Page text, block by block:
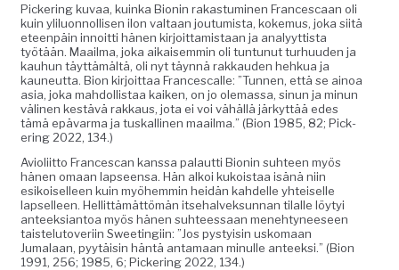
Pick­er­ing kuvaa, kuin­ka Bion­in rakas­tu­mi­nen Francescaan oli
kuin ylilu­on­nol­lisen ilon val­taan jou­tu­mista, koke­mus, joka siitä
eteen­päin innoit­ti hänen kir­joit­tamis­taan ja ana­lyyt­tista
työtään. Maail­ma, joka aikaisem­min oli tun­tunut turhu­u­den ja
kauhun täyt­tämältä, oli nyt täyn­nä rakkau­den hehkua ja
kauneut­ta. Bion kir­joit­taa Francescalle: ”Tun­nen, että se ain­oa
asia, joka mah­dol­lis­taa kaiken, on jo ole­mas­sa, sin­un ja min­un
väli­nen kestävä rakkaus, jota ei voi vähäl­lä järkyt­tää edes
tämä epä­var­ma ja tuskalli­nen maail­ma.” (Bion 1985, 82; Pick­
er­ing 2022, 134.)
Avi­o­li­it­to Frances­can kanssa palaut­ti Bion­in suh­teen myös
hänen omaan lapseen­sa. Hän alkoi kukois­taa isänä niin
esikoiselleen kuin myöhem­min hei­dän kahdelle yhteiselle
lapselleen. Hel­lit­tämät­tömän itse­halvek­sun­nan tilalle löy­tyi
anteek­siantoa myös hänen suh­teessaan mene­htyneeseen
tais­te­lu­toveri­in Sweetingi­in: ”Jos pysty­isin usko­maan
Jumalaan, pyytäisin hän­tä anta­maan min­ulle anteek­si.” (Bion
1991, 256; 1985, 6; Pick­er­ing 2022, 134.)